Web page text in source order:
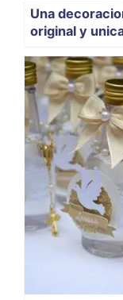
Una
original y